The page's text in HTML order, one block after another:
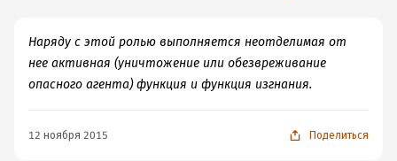
Наряду с этой ролью выполняется неотделимая от
нее активная (уничтожение или обезвреживание
опасного агента) функция и функция изгнания.
12 ноября 2015 Поделиться